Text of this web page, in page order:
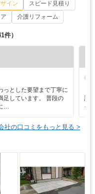
イン
スピード見積り
介護リフォーム
件）
っとした要望まで丁寧に
足しています。 普段の
…
謝
そ
社の口コミをもっと見る >